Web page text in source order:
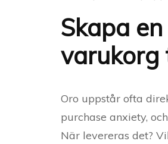
Skapa
varukorg
Oro uppstår ofta
purchase anxiety,
När levereras det?